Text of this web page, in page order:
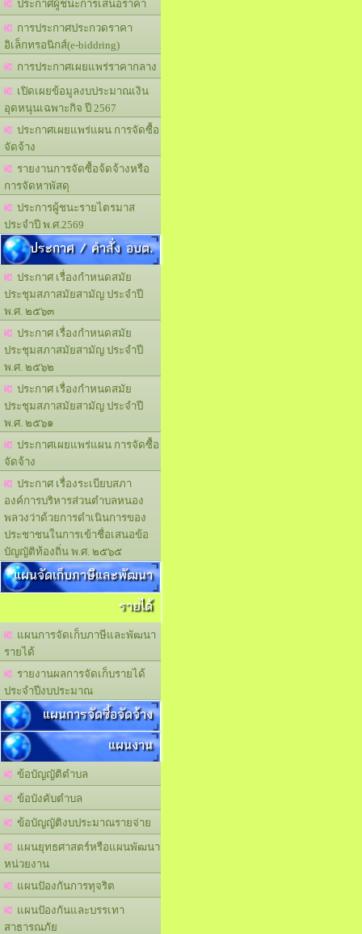
ประกาศผู้ชนะการเสนอราคา
การประกาศประกวดราคา
อิเล็กทรอนิกส์(e-biddring)
การประกาศเผยแพร่ราคากลาง
เปิดเผยข้อมูลงบประมาณเงิน
อุดหนุนเฉพาะกิจ ปี 2567
ประกาศเผยแพร่แผน การจัดซื้อ
จัดจ้าง
รายงานการจัดซื้อจ้ดจ้างหรือ
การจัดหาพัสดุ
ประการผู้ชนะรายไตรมาส
ประจำปี พ.ศ.2569
ประกาศ / คำสั่ง อบต.
ประกาศ เรื่องกำหนดสมัย
ประชุมสภาสมัยสามัญ ประจำปี
พ.ศ. ๒๕๖๓
ประกาศ เรื่องกำหนดสมัย
ประชุมสภาสมัยสามัญ ประจำปี
พ.ศ. ๒๕๖๒
ประกาศ เรื่องกำหนดสมัย
ประชุมสภาสมัยสามัญ ประจำปี
พ.ศ. ๒๕๖๑
ประกาศเผยแพร่แผน การจัดซื้อ
จัดจ้าง
ประกาศ เรื่องระเบียบสภา
องค์การบริหารส่วนตำบลหนอง
พลวงว่าด้วยการดำเนินการของ
ประชาชนในการเข้าชื่อเสนอข้อ
บัญญัติท้องถิ่น พ.ศ. ๒๕๖๕
แผนจัดเก็บภาษีและพัฒนา
รายได้
แผนการจัดเก็บภาษีและพัฒนา
รายได้
รายงานผลการจัดเก็บรายได้
ประจำปีงบประมาณ
แผนการจัดซื้อจัดจ้าง
แผนงาน
ข้อบัญญัติตำบล
ข้อบังคับตำบล
ข้อบัญญัติงบประมาณรายจ่าย
แผนยุทธศาสตร์หรือแผนพัฒนา
หน่วยงาน
แผนปัองกันการทุจริต
แผนปัองกันและบรรเทา
สาธารณภัย